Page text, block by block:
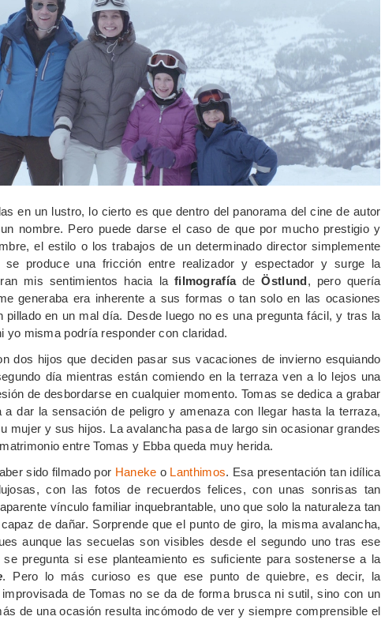
en un lustro, lo cierto es que dentro del panorama del cine de autor
nombre. Pero puede darse el caso de que por mucho prestigio y
el estilo o los trabajos de un determinado director simplemente
produce una fricción entre realizador y espectador y surge la
mis sentimientos hacia la filmografíadeÖstlund, pero quería
generaba era inherente a sus formas o tan solo en las ocasiones
en un mal día. Desde luego no es una pregunta fácil, y tras la
yo misma podría responder con claridad.
dos hijos que deciden pasar sus vacaciones de invierno esquiando
día mientras están comiendo en la terraza ven a lo lejos una
de desbordarse en cualquier momento. Tomas se dedica a grabar
a dar la sensación de peligro y amenaza con llegar hasta la terraza,
mujer y sus hijos. La avalancha pasa de largo sin ocasionar grandes
entre Tomas y Ebba queda muy herida.
sido filmado por Haneke o Lanthimos. Esa presentación tan idílica
con las fotos de recuerdos felices, con unas sonrisas tan
vínculo familiar inquebrantable, uno que solo la naturaleza tan
de dañar. Sorprende que el punto de giro, la misma avalancha,
aunque las secuelas son visibles desde el segundo uno tras ese
pregunta si ese planteamiento es suficiente para sostenerse a la
. Pero lo más curioso es que ese punto de quiebre, es decir, la
de Tomas no se da de forma brusca ni sutil, sino con un
de una ocasión resulta incómodo de ver y siempre comprensible el